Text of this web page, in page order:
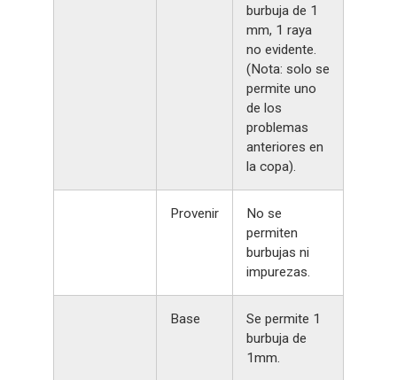
burbuja de 1
mm, 1 raya
no evidente.
(Nota: solo se
permite uno
de los
problemas
anteriores en
la copa).
Provenir
No se
permiten
burbujas ni
impurezas.
Base
Se permite 1
burbuja de
1mm.